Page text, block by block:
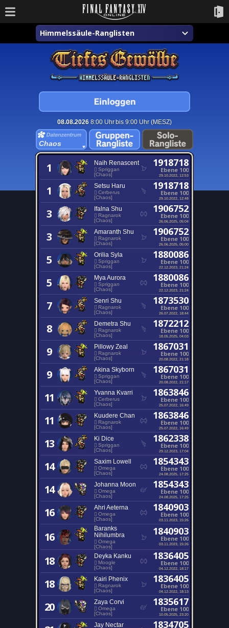
Himmelssäule-Ranglisten
08.08.20268:00 Uhr bis 9:00 Uhr (MESZ)
Chaos
1 Naih Renascent
Spriggan
[Chaos]
1918718
Ebene 100
29.10.2022, 12:53
1 Setsu Haru
Cerberus
[Chaos]
1918718
Ebene 100
29.10.2022, 12:48
3 Ifalna Shu
Ragnarok
[Chaos]
1906752
Ebene 100
26.06.2025, 05:04
3 Amaranth Shu
Ragnarok
[Chaos]
1906752
Ebene 100
26.06.2025, 05:00
5 Orilia Syla
Spriggan
[Chaos]
1880086
Ebene 100
22.12.2023, 21:24
5 Mya Aurora
Spriggan
[Chaos]
1880086
Ebene 100
22.12.2023, 21:24
7 Senri Shu
Ragnarok
[Chaos]
1873530
Ebene 100
26.07.2022, 18:44
8 Demetra Shu
Ragnarok
[Chaos]
1872212
Ebene 100
18.05.2025, 04:03
9 Pillowy Zeal
Ragnarok
[Chaos]
1867031
Ebene 100
20.08.2022, 21:18
9 Akina Skyborn
Spriggan
[Chaos]
1867031
Ebene 100
20.08.2022, 21:17
11 Yvanna Kvarri
Cerberus
[Chaos]
1863846
Ebene 100
25.07.2022, 16:49
11 Kuudere Chan
Ragnarok
[Chaos]
1863846
Ebene 100
25.07.2022, 16:49
13 Ki Dice
Spriggan
[Chaos]
1862338
Ebene 100
29.12.2023, 17:04
14 Saxim Lowell
Omega
[Chaos]
1854343
Ebene 100
24.08.2025, 17:25
14 Johanna Moon
Omega
[Chaos]
1854343
Ebene 100
24.08.2025, 17:25
16 Ahri Aeterna
Omega
[Chaos]
1840903
Ebene 100
03.11.2023, 15:26
16
Baranks
Nihilumbra
Omega
[Chaos]
1840903
Ebene 100
03.11.2023, 15:26
18 Deyka Kanku
Moogle
[Chaos]
1836405
Ebene 100
04.12.2022, 18:17
18 Kairi Phenix
Ragnarok
[Chaos]
1836405
Ebene 100
04.12.2022, 18:13
20 Zaya Corvi
Omega
[Chaos]
1835617
Ebene 100
10.05.2025, 23:20
Jay Nectar 1834705